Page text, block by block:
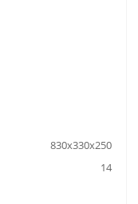
830х330х250
14